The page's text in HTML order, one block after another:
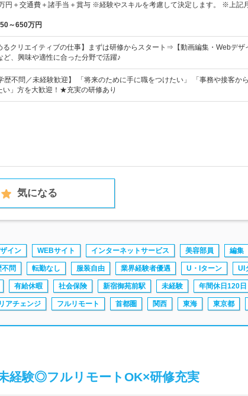
円＋交通費＋諸手当＋賞与 ※経験やスキルを考慮して決定します。 ※上記
～650万円
るクリエイティブの仕事】まずは研修からスタート⇒【動画編集・Webデザ
ど、興味や適性に合った分野で活躍♪
歴不問／未経験歓迎】 「将来のために手に職をつけたい」 「事務や接客か
い」方を大歓迎！★充実の研修あり
気になる
イン WEBサイト インターネットサービス 美容部員 編集
不問 転勤なし 服装自由 業界経験者優遇 U・Iターン UI
有給休暇 社会保険 新宿御苑前駅 未経験 年間休日120日
アチェンジ フルリモート 首都圏 関西 東海 東京都
経験◎フルリモートOK×研修充実